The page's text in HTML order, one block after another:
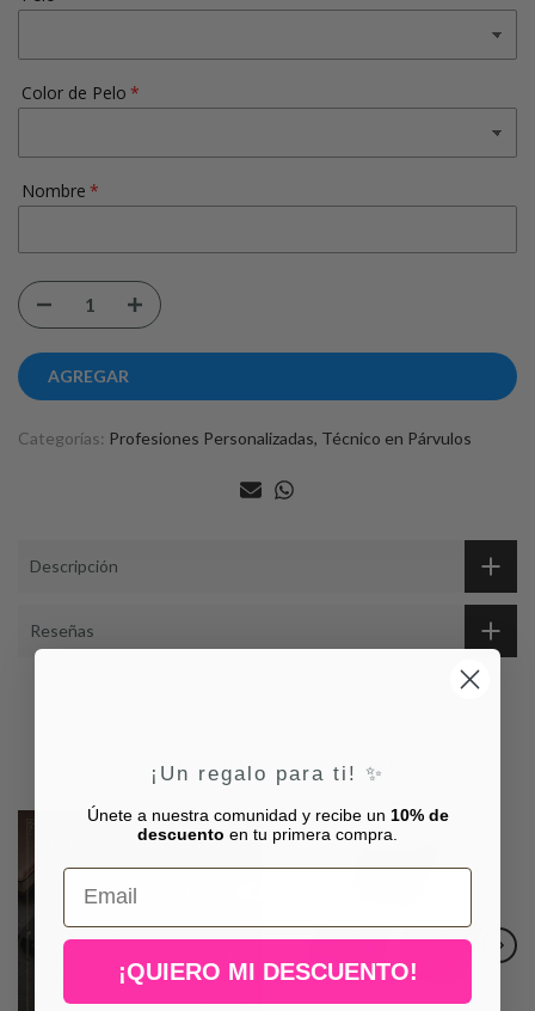
Color de Pelo
Nombre
AGREGAR
Categorías: Profesiones Personalizadas Técnico en Párvulos
Descripción
Reseñas
Te puede interesar
¡Un regalo para ti! ✨
Únete a nuestra comunidad y recibe un 10% de
descuento en tu primera compra.
Email
¡QUIERO MI DESCUENTO!